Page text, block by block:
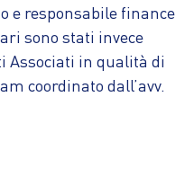
e responsabile finance
sono stati invece
Associati in qualità di
coordinato dall’avv.